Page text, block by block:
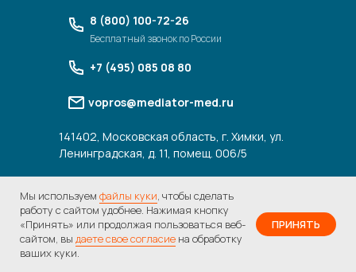
на все курсы по
промокоду Лето Получить скидку
Мы используем файлы cookie, для
персонализации сервисов и повышения
удобства пользования сайтом. Если
вы не согласны на их использование,
поменяйте настройки браузера.
8 (800) 100-72-26
Бесплатный звонок по России
vopros@mediator-med.ru
141402, Московская область, г. Химки, ул.
Ленинградская, д. 11, помещ. 006/5
+7 (495) 085 08 80
Мы используем файлы куки, чтобы сделать
работу с сайтом удобнее. Нажимая кнопку
«Принять» или продолжая пользоваться веб-
сайтом, вы даете свое согласие на обработку
ваших куки.
ПРИНЯТЬ